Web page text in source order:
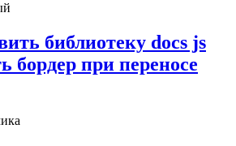
библиотеку docs js
бордер при переносе